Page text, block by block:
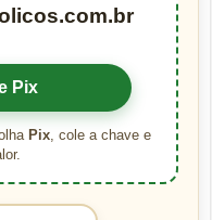
Pix
Pix, cole a chave e